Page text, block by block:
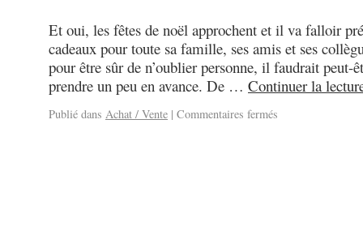
Et oui, les fêtes de noël approchent et il va falloir
cadeaux pour toute sa famille, ses amis et ses
pour être sûr de n’oublier personne, il faudrait peut-
prendre un peu en avance. De … Continuer la
Publié dans Achat / Vente | Commentaires fermés